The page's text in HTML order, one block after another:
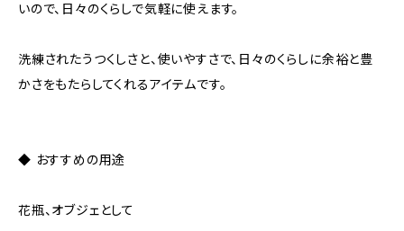
いので、日々のくらしで気軽に使えます。
洗練されたうつくしさと、使いやすさで、日々のくらしに余裕と豊
かさをもたらしてくれるアイテムです。
◆ おすすめの用途
花瓶、オブジェとして